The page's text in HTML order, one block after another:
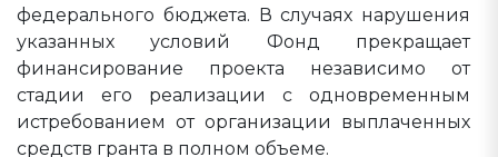
федерального бюджета. В случаях нарушения
указанных условий Фонд прекращает
финансирование проекта независимо от
стадии его реализации с одновременным
истребованием от организации выплаченных
средств гранта в полном объеме.